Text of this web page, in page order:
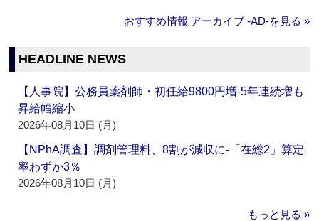
おすすめ情報 アーカイブ ‐AD‐を見る »
HEADLINE NEWS
【人事院】公務員薬剤師・初任給9800円増‐5年連続増も
昇給幅縮小
2026年08月10日 (月)
【NPhA調査】調剤管理料、8割が減収に‐「在総2」算定
率わずか3％
2026年08月10日 (月)
もっと見る »